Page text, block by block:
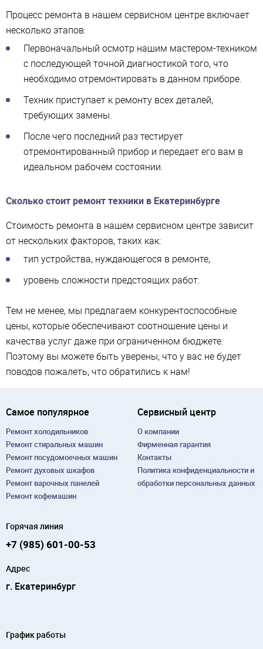
Процесс ремонта в нашем сервисном центре включает
несколько этапов:
Первоначальный осмотр нашим мастером-техником
с последующей точной диагностикой того, что
необходимо отремонтировать в данном приборе.
Техник приступает к ремонту всех деталей,
требующих замены.
После чего последний раз тестирует
отремонтированный прибор и передает его вам в
идеальном рабочем состоянии.
Сколько стоит ремонт техники в Екатеринбурге
Стоимость ремонта в нашем сервисном центре зависит
от нескольких факторов, таких как:
тип устройства, нуждающегося в ремонте,
уровень сложности предстоящих работ.
Тем не менее, мы предлагаем конкурентоспособные
цены, которые обеспечивают соотношение цены и
качества услуг даже при ограниченном бюджете.
Поэтому вы можете быть уверены, что у вас не будет
поводов пожалеть, что обратились к нам!
Самое популярное
Ремонт холодильников
Ремонт cтиральных машин
Ремонт посудомоечных машин
Ремонт духовых шкафов
Ремонт варочных панелей
Ремонт кофемашин
Сервисный центр
О компании
Фирменная гарантия
Контакты
Политика конфиденциальности и
обработки персональных данных
Горячая линия
+7 (985) 601-00-53
Адрес
г. Екатеринбург
График работы